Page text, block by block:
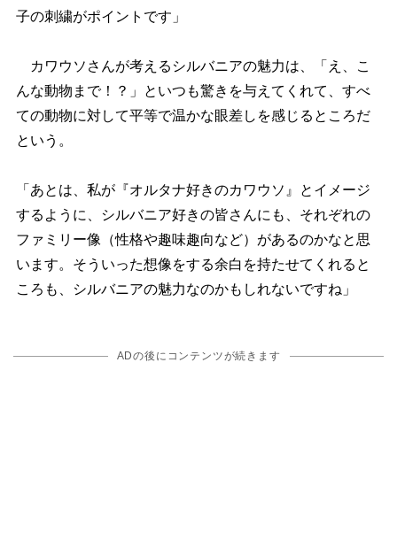
子の刺繍がポイントです」
カワウソさんが考えるシルバニアの魅力は、「え、こ
んな動物まで！？」といつも驚きを与えてくれて、すべ
ての動物に対して平等で温かな眼差しを感じるところだ
という。
「あとは、私が『オルタナ好きのカワウソ』とイメージ
するように、シルバニア好きの皆さんにも、それぞれの
ファミリー像（性格や趣味趣向など）があるのかなと思
います。そういった想像をする余白を持たせてくれると
ころも、シルバニアの魅力なのかもしれないですね」
ADの後にコンテンツが続きます